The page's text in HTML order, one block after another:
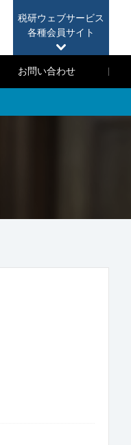
税研ウェブサービス
各種会員サイト
お問い合わせ